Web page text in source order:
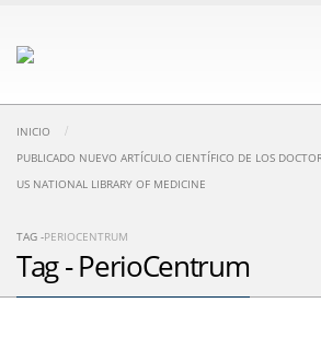
INICIO
PUBLICADO NUEVO ARTÍCULO CIENTÍFICO DE LOS
US NATIONAL LIBRARY OF MEDICINE
TAG -PERIOCENTRUM
Tag - PerioCentrum